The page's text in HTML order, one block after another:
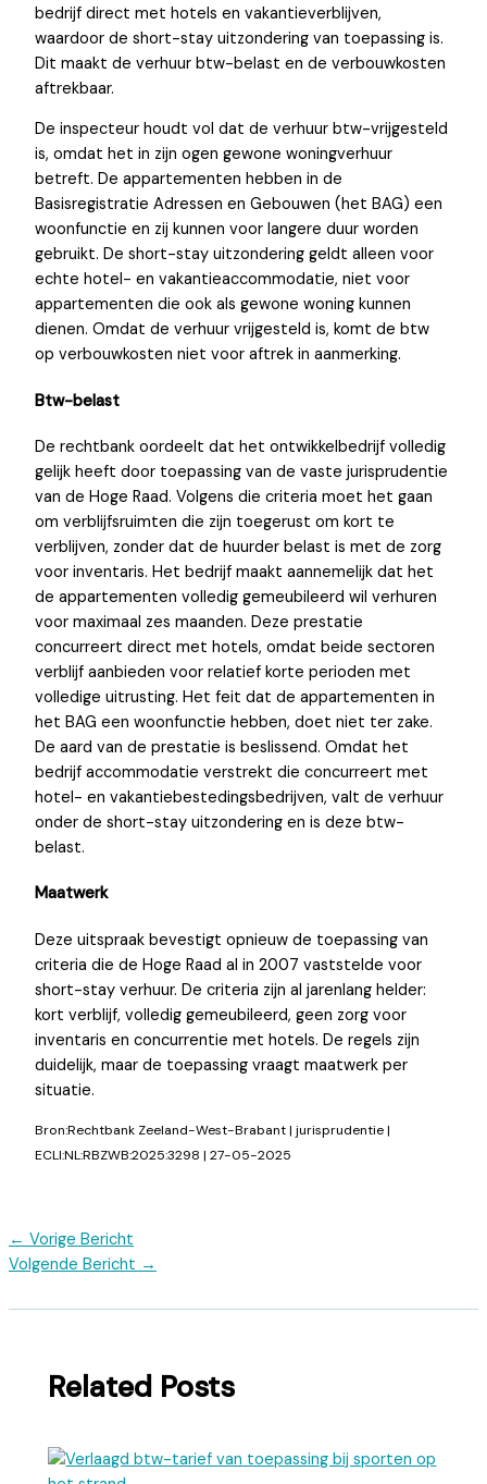
bedrijf direct met hotels en vakantieverblijven,
waardoor de short-stay uitzondering van toepassing is.
Dit maakt de verhuur btw-belast en de verbouwkosten
aftrekbaar.
De inspecteur houdt vol dat de verhuur btw-vrijgesteld
is, omdat het in zijn ogen gewone woningverhuur
betreft. De appartementen hebben in de
Basisregistratie Adressen en Gebouwen (het BAG) een
woonfunctie en zij kunnen voor langere duur worden
gebruikt. De short-stay uitzondering geldt alleen voor
echte hotel- en vakantieaccommodatie, niet voor
appartementen die ook als gewone woning kunnen
dienen. Omdat de verhuur vrijgesteld is, komt de btw
op verbouwkosten niet voor aftrek in aanmerking.
Btw-belast
De rechtbank oordeelt dat het ontwikkelbedrijf volledig
gelijk heeft door toepassing van de vaste jurisprudentie
van de Hoge Raad. Volgens die criteria moet het gaan
om verblijfsruimten die zijn toegerust om kort te
verblijven, zonder dat de huurder belast is met de zorg
voor inventaris. Het bedrijf maakt aannemelijk dat het
de appartementen volledig gemeubileerd wil verhuren
voor maximaal zes maanden. Deze prestatie
concurreert direct met hotels, omdat beide sectoren
verblijf aanbieden voor relatief korte perioden met
volledige uitrusting. Het feit dat de appartementen in
het BAG een woonfunctie hebben, doet niet ter zake.
De aard van de prestatie is beslissend. Omdat het
bedrijf accommodatie verstrekt die concurreert met
hotel- en vakantiebestedingsbedrijven, valt de verhuur
onder de short-stay uitzondering en is deze btw-
belast.
Maatwerk
Deze uitspraak bevestigt opnieuw de toepassing van
criteria die de Hoge Raad al in 2007 vaststelde voor
short-stay verhuur. De criteria zijn al jarenlang helder:
kort verblijf, volledig gemeubileerd, geen zorg voor
inventaris en concurrentie met hotels. De regels zijn
duidelijk, maar de toepassing vraagt maatwerk per
situatie.
Bron:Rechtbank Zeeland-West-Brabant | jurisprudentie |
ECLI:NL:RBZWB:2025:3298 | 27-05-2025
← Vorige Bericht
Volgende Bericht →
Related Posts